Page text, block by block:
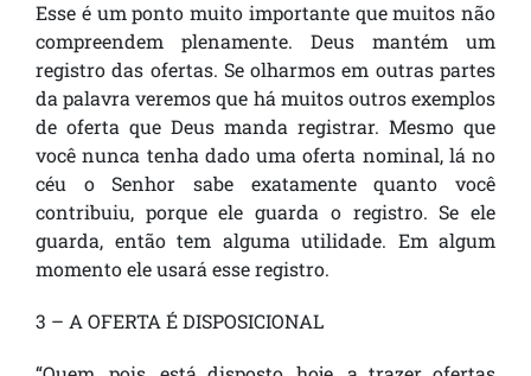
Esse é um ponto muito importante que muitos não
compreendem plenamente. Deus mantém um
registro das ofertas. Se olharmos em outras partes
da palavra veremos que há muitos outros exemplos
de oferta que Deus manda registrar. Mesmo que
você nunca tenha dado uma oferta nominal, lá no
céu o Senhor sabe exatamente quanto você
contribuiu, porque ele guarda o registro. Se ele
guarda, então tem alguma utilidade. Em algum
momento ele usará esse registro.
3 – A OFERTA É DISPOSICIONAL